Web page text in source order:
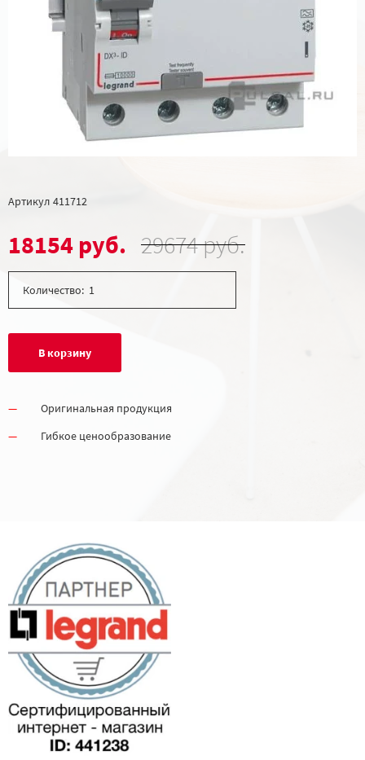
Артикул 411712
18154 руб. 29674 руб.
Количество:
В корзину
Оригинальная продукция
Гибкое ценообразование